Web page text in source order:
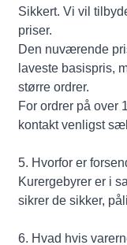
Sikkert. Vi vil
priser.
Den nuværende
laveste basispris,
større ordrer.
For ordrer på over
kontakt venligst
5. Hvorfor er
Kurergebyrer er i
sikrer de sikker,
6. Hvad hvis